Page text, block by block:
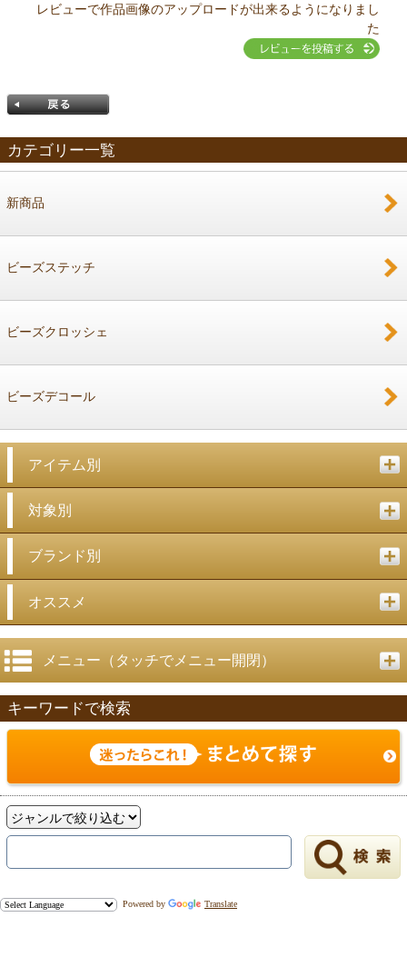
レビューで作品画像のアップロードが出来るようになりまし
た
カテゴリー一覧
新商品
ビーズステッチ
ビーズクロッシェ
ビーズデコール
アイテム別
対象別
ブランド別
オススメ
メニュー（タッチでメニュー開閉）
キーワードで検索
Powered by Translate